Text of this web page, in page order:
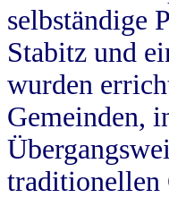
selbständige
Stabitz und
wurden
Gemeinden,
traditionellen